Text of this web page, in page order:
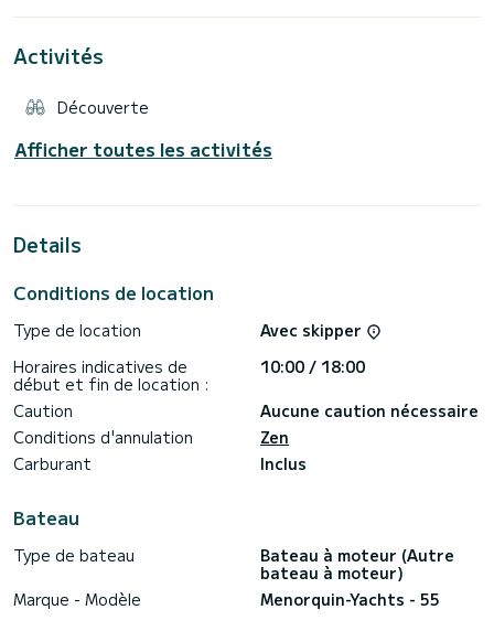
Activités
Découverte
Afficher toutes les activités
Details
Conditions de location
Type de location
Avec skipper
Horaires indicatives de
début et fin de location :
10:00 / 18:00
Caution
Aucune caution nécessaire
Conditions d'annulation
Zen
Carburant
Inclus
Bateau
Type de bateau
Bateau à moteur (Autre
bateau à moteur)
Marque - Modèle
Menorquin-Yachts - 55